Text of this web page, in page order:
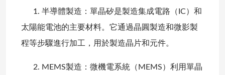
1. 半導體製造：單晶矽是製造集成電路（IC）和
太陽能電池的主要材料。它通過晶圓製造和微影製
程等步驟進行加工，用於製造晶片和元件。
2. MEMS製造：微機電系統（MEMS）利用單晶